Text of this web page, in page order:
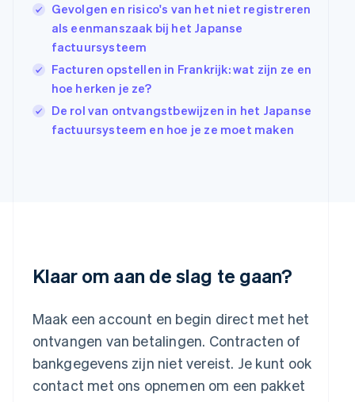
Gevolgen en risico's van het niet registreren
als eenmanszaak bij het Japanse
factuursysteem
Facturen opstellen in Frankrijk: wat zijn ze en
hoe herken je ze?
De rol van ontvangstbewijzen in het Japanse
factuursysteem en hoe je ze moet maken
Klaar om aan de slag te gaan?
Maak een account en begin direct met het
ontvangen van betalingen. Contracten of
bankgegevens zijn niet vereist. Je kunt ook
contact met ons opnemen om een pakket
English简体中文
Ierland
English
India
English
Italië
Italiano
Japan
日本語 English
Luxemburg
Maleisië
Malta
English
Mexico